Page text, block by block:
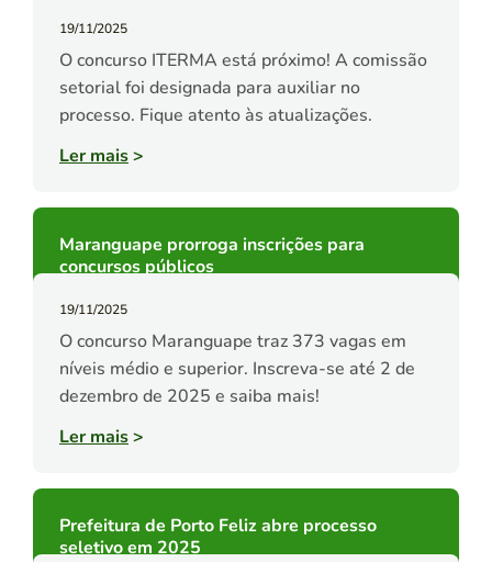
19/11/2025
O concurso ITERMA está próximo! A comissão
setorial foi designada para auxiliar no
processo. Fique atento às atualizações.
Ler mais>
Maranguape prorroga inscrições para
concursos públicos
19/11/2025
O concurso Maranguape traz 373 vagas em
níveis médio e superior. Inscreva-se até 2 de
dezembro de 2025 e saiba mais!
Ler mais>
Prefeitura de Porto Feliz abre processo
seletivo em 2025